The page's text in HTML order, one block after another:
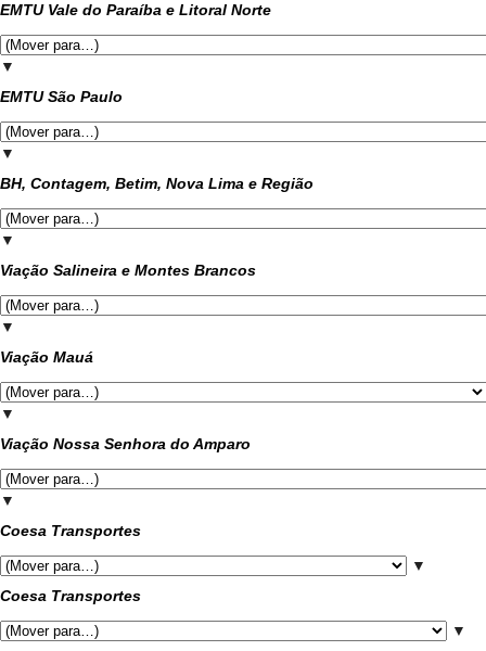
EMTU Vale do Paraíba e Litoral Norte
▼
EMTU São Paulo
▼
BH, Contagem, Betim, Nova Lima e Região
▼
Viação Salineira e Montes Brancos
▼
Viação Mauá
▼
Viação Nossa Senhora do Amparo
▼
Coesa Transportes
▼
Coesa Transportes
▼